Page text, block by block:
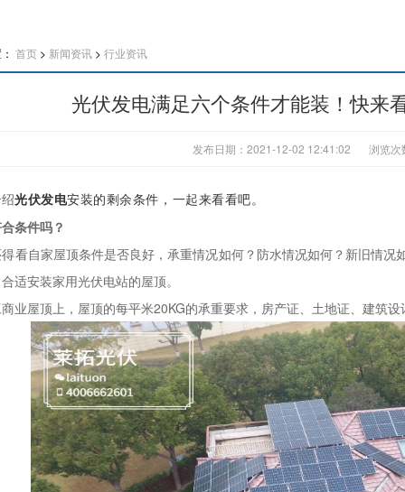
首页 > 新闻资讯 > 行业资讯
光伏发电满足六个条件才能装！快来
发布日期：2021-12-02 12:41:02 浏览次
光伏发电安装的剩余条件，一起来看看吧。
条件吗？
自家屋顶条件是否良好，承重情况如何？防水情况如何？新旧情况
适安装家用光伏电站的屋顶。
顶上，屋顶的每平米20KG的承重要求，房产证、土地证、建筑设